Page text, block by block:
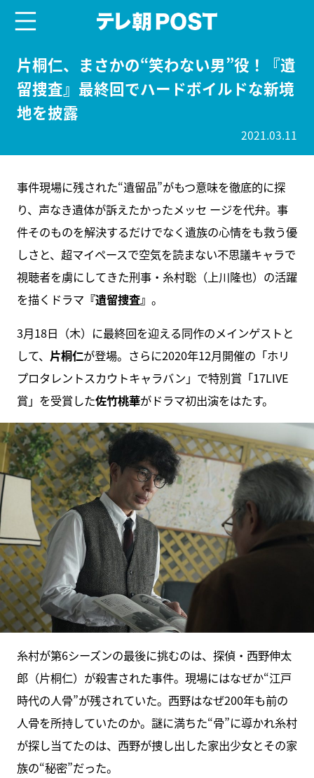
片桐仁、まさかの“笑わない男”役！『遺
留捜査』最終回でハードボイルドな新境
地を披露
2021.03.11
事件現場に残された“遺留品”がもつ意味を徹底的に探
り、声なき遺体が訴えたかったメッセ ージを代弁。事
件そのものを解決するだけでなく遺族の心情をも救う優
しさと、超マイペースで空気を読まない不思議キャラで
視聴者を虜にしてきた刑事・糸村聡（上川隆也）の活躍
を描くドラマ 『遺留捜査』 。
3月18日（木）に最終回を迎える同作のメインゲストと
して、 片桐仁が登場。さらに2020年12月開催の「ホリ
プロタレントスカウトキャラバン」で特別賞「17LIVE
賞」を受賞した佐竹桃華がドラマ初出演をはたす。
糸村が第6シーズンの最後に挑むのは、探偵・西野伸太
郎（片桐仁）が殺害された事件。現場にはなぜか“江戸
時代の人骨”が残されていた。西野はなぜ200年も前の
人骨を所持していたのか。謎に満ちた“骨”に導かれ糸村
が探し当てたのは、西野が捜し出した家出少女とその家
族の“秘密”だった。